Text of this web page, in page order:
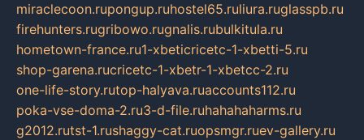
miraclecoon.rupongup.ruhostel65.ruliura.ruglasspb.ru
firehunters.rugribowo.rugnalis.rubulkitula.ru
hometown-france.ru1-xbeticricetc-1-xbetti-5.ru
shop-garena.rucricetc-1-xbetr-1-xbetcc-2.ru
one-life-story.rutop-halyava.ruaccounts112.ru
poka-vse-doma-2.ru3-d-file.ruhahahaharms.ru
g2012.rutst-1.rushaggy-cat.ruopsmgr.ruev-gallery.ru